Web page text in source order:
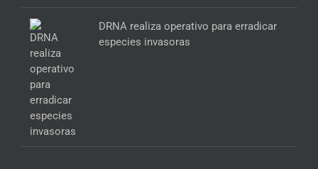
DRNA realiza operativo para erradicar
especies invasoras